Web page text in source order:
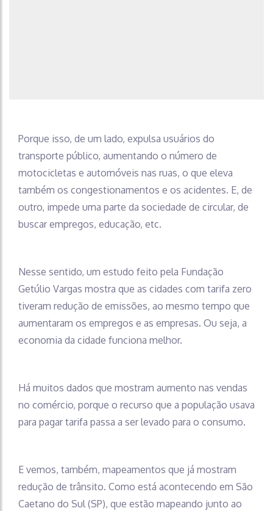
Porque isso, de um lado, expulsa usuários do
transporte público, aumentando o número de
motocicletas e automóveis nas ruas, o que eleva
também os congestionamentos e os acidentes. E, de
outro, impede uma parte da sociedade de circular, de
buscar empregos, educação, etc.
Nesse sentido, um estudo feito pela Fundação
Getúlio Vargas mostra que as cidades com tarifa zero
tiveram redução de emissões, ao mesmo tempo que
aumentaram os empregos e as empresas. Ou seja, a
economia da cidade funciona melhor.
Há muitos dados que mostram aumento nas vendas
no comércio, porque o recurso que a população usava
para pagar tarifa passa a ser levado para o consumo.
E vemos, também, mapeamentos que já mostram
redução de trânsito. Como está acontecendo em São
Caetano do Sul (SP), que estão mapeando junto ao